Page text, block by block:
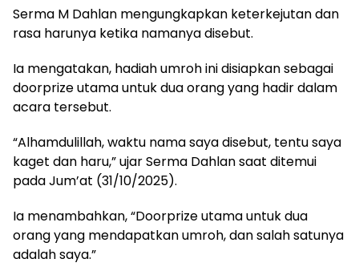
Serma M Dahlan mengungkapkan keterkejutan dan
rasa harunya ketika namanya disebut.
Ia mengatakan, hadiah umroh ini disiapkan sebagai
doorprize utama untuk dua orang yang hadir dalam
acara tersebut.
“Alhamdulillah, waktu nama saya disebut, tentu saya
kaget dan haru,” ujar Serma Dahlan saat ditemui
pada Jum’at (31/10/2025).
Ia menambahkan, “Doorprize utama untuk dua
orang yang mendapatkan umroh, dan salah satunya
adalah saya.”